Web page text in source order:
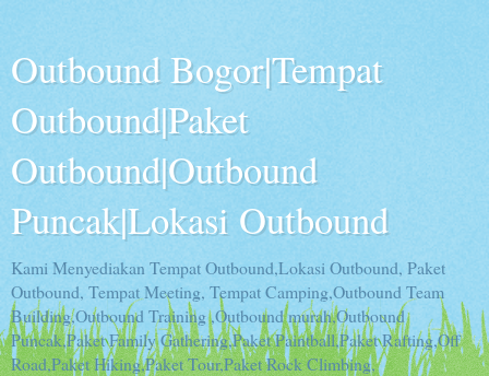
Outbound Bogor|Tempat
Outbound|Paket
Outbound|Outbound
Puncak|Lokasi Outbound
Kami Menyediakan Tempat Outbound,Lokasi Outbound, Paket
Outbound, Tempat Meeting, Tempat Camping,Outbound Team
Building,Outbound Training ,Outbound murah,Outbound
Puncak,Paket Family Gathering,Paket Paintball,Paket Rafting,Off
Road,Paket Hiking,Paket Tour,Paket Rock Climbing,